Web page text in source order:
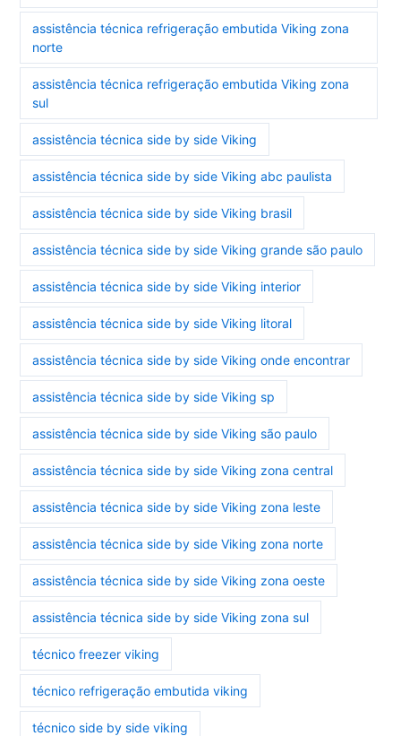
assistência técnica refrigeração embutida Viking zona
norte
assistência técnica refrigeração embutida Viking zona
sul
assistência técnica side by side Viking
assistência técnica side by side Viking abc paulista
assistência técnica side by side Viking brasil
assistência técnica side by side Viking grande são paulo
assistência técnica side by side Viking interior
assistência técnica side by side Viking litoral
assistência técnica side by side Viking onde encontrar
assistência técnica side by side Viking sp
assistência técnica side by side Viking são paulo
assistência técnica side by side Viking zona central
assistência técnica side by side Viking zona leste
assistência técnica side by side Viking zona norte
assistência técnica side by side Viking zona oeste
assistência técnica side by side Viking zona sul
técnico freezer viking
técnico refrigeração embutida viking
técnico side by side viking